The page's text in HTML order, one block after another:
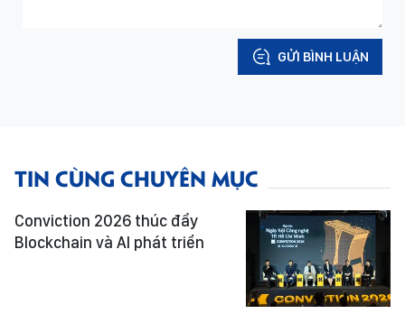
GỬI BÌNH LUẬN
TIN CÙNG CHUYÊN MỤC
Conviction 2026 thúc đẩy
Blockchain và AI phát triển